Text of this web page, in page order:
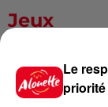
Jeux
Le
priorité